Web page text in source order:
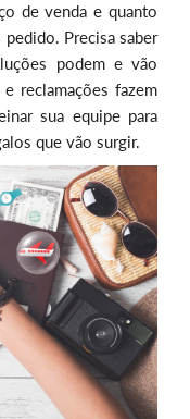
de venda e quanto
Precisa saber
podem e vão
reclamações fazem
sua equipe para
que vão surgir.